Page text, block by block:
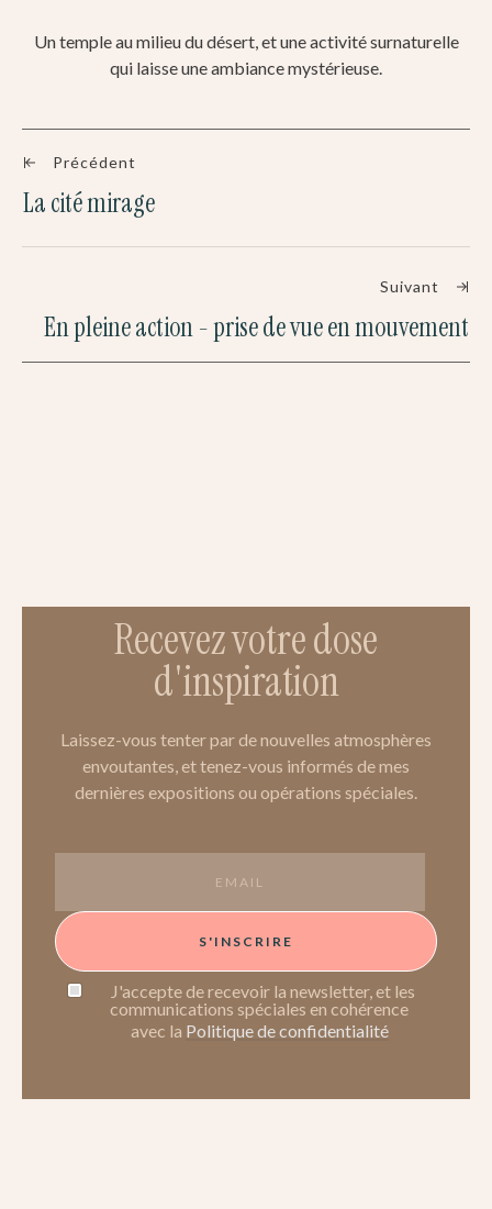
Un temple au milieu du désert, et une activité surnaturelle
qui laisse une ambiance mystérieuse.
Précédent
La cité mirage
Suivant
En pleine action - prise de vue en mouvement
Recevez votre dose
d'inspiration
Laissez-vous tenter par de nouvelles atmosphères
envoutantes, et tenez-vous informés de mes
dernières expositions ou opérations spéciales.
S'INSCRIRE
J'accepte de recevoir la newsletter, et les
communications spéciales en cohérence
avec la Politique de confidentialité